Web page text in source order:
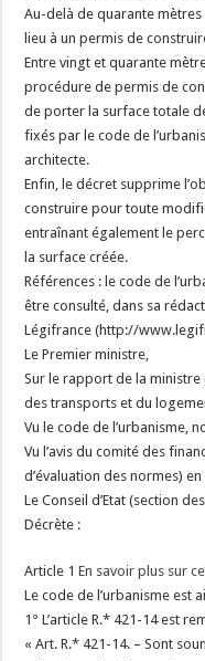
Au-delà de quarante
lieu à un permis de
Entre vingt et quarante
procédure de permis de
de porter la surface totale
fixés par le code de
architecte.
Enfin, le décret supprime
construire pour toute
entraînant également le
la surface créée.
Références : le code de
être consulté, dans sa
Légifrance (http://
Le Premier ministre,
Sur le rapport de la
des transports et du
Vu le code de l’urbanisme,
Vu l’avis du comité des
d’évaluation des normes)
Le Conseil d’Etat (section
Décrète :
Article 1En savoir plus sur
Le code de l’urbanisme est
1° L’article R.* 421-14 est
« Art. R.* 421-14. – Sont